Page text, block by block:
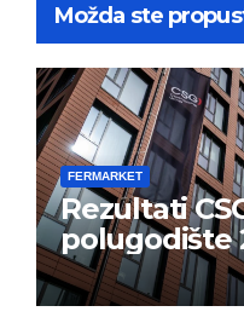
Možda ste
FERMARKET
Rezultati
polugodište